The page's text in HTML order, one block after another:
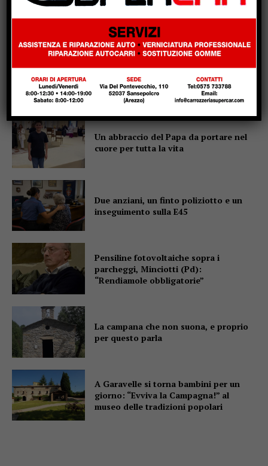
Popular
Un abbraccio del Papa da portare nel
cuore per tutta la vita
Due anziani, un finto poliziotto e un
inseguimento sulla E45
Pensiline fotovoltaiche sopra i
parcheggi, Minciotti (Pd):
“Rendiamole obbligatorie”
La campana che non suona, e proprio
per questo parla
A Garavelle si torna bambini per un
giorno: “Evviva la Campagna!” al
museo delle tradizioni popolari